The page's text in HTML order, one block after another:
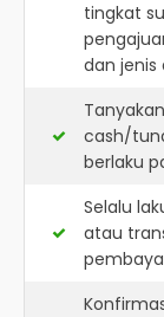
tingkat
dan jenis
cash/
berlaku
Selalu
atau